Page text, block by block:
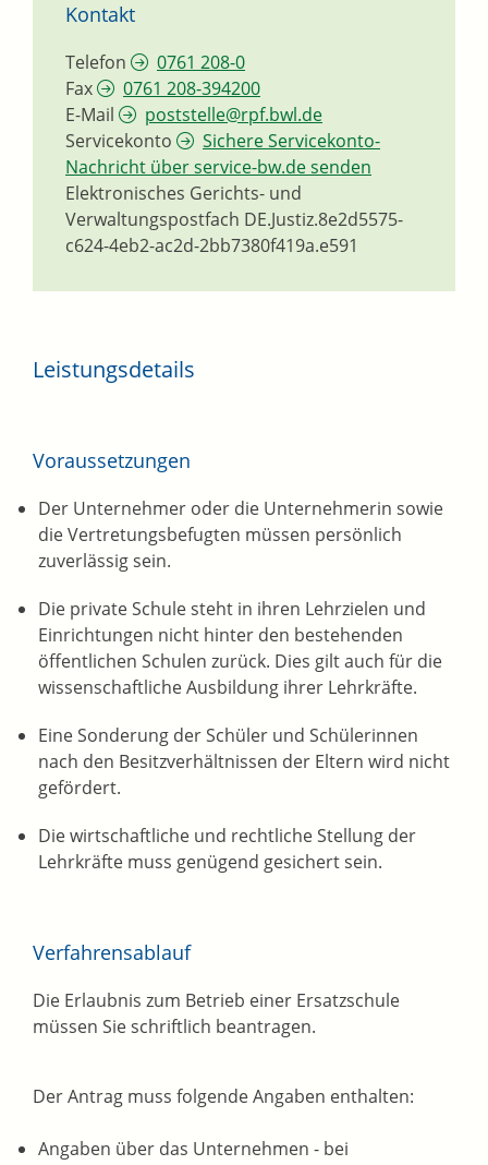
Kontakt
Telefon
0761 208-0
Fax
0761 208-394200
E-Mail
poststelle@rpf.bwl.de
Servicekonto
Sichere Servicekonto-
Nachricht über service-bw.de senden
Elektronisches Gerichts- und
Verwaltungspostfach DE.Justiz.8e2d5575-
c624-4eb2-ac2d-2bb7380f419a.e591
Leistungsdetails
Voraussetzungen
Der Unternehmer oder die Unternehmerin sowie
die Vertretungsbefugten müssen persönlich
zuverlässig sein.
Die private Schule steht in ihren Lehrzielen und
Einrichtungen nicht hinter den bestehenden
öffentlichen Schulen zurück. Dies gilt auch für die
wissenschaftliche Ausbildung ihrer Lehrkräfte.
Eine Sonderung der Schüler und Schülerinnen
nach den Besitzverhältnissen der Eltern wird nicht
gefördert.
Die wirtschaftliche und rechtliche Stellung der
Lehrkräfte muss genügend gesichert sein.
Verfahrensablauf
Die Erlaubnis zum Betrieb einer Ersatzschule
müssen Sie schriftlich beantragen.
Der Antrag muss folgende Angaben enthalten:
Angaben über das Unternehmen - bei